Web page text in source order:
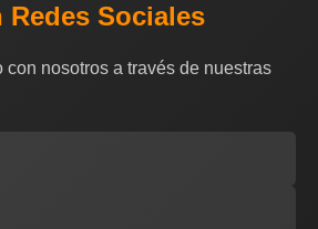
Sociales
con nosotros a través de nuestras